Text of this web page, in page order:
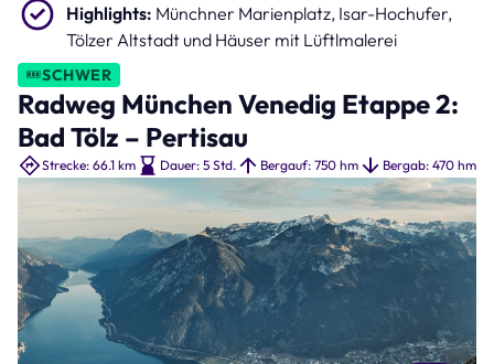
Highlights: Münchner Marienplatz, Isar-Hochufer,
Tölzer Altstadt und Häuser mit Lüftlmalerei
SCHWER
Radweg München Venedig Etappe 2:
Bad Tölz – Pertisau
Strecke: 66.1 km Dauer: 5 Std. Bergauf: 750 hm Bergab: 470 hm